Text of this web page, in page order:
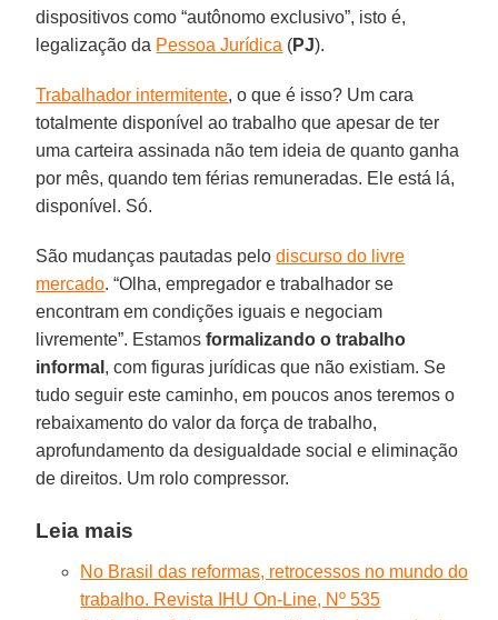
dispositivos como “autônomo exclusivo”, isto é,
legalização da Pessoa Jurídica (PJ).
Trabalhador intermitente, o que é isso? Um cara
totalmente disponível ao trabalho que apesar de ter
uma carteira assinada não tem ideia de quanto ganha
por mês, quando tem férias remuneradas. Ele está lá,
disponível. Só.
São mudanças pautadas pelodiscurso do livre
mercado. “Olha, empregador e trabalhador se
encontram em condições iguais e negociam
livremente”. Estamosformalizando o trabalho
informal , com figuras jurídicas que não existiam. Se
tudo seguir este caminho, em poucos anos teremos o
rebaixamento do valor da força de trabalho,
aprofundamento da desigualdade social e eliminação
de direitos. Um rolo compressor.
Leia mais
No Brasil das reformas, retrocessos no mundo do
trabalho. Revista IHU On-Line, Nº 535